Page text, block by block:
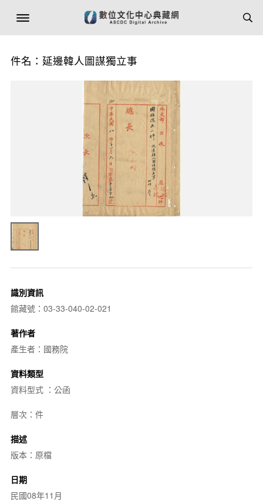
件名：延邊韓人圖謀獨立事
識別資訊
館藏號：03-33-040-02-021
著作者
產生者：國務院
資料類型
資料型式 ：公函
層次：件
描述
版本：原檔
日期
民國08年11月